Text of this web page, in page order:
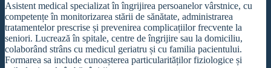
Asistent medical specializat în îngrijirea persoanelor vârstnice, cu
competențe în monitorizarea stării de sănătate, administrarea
tratamentelor prescrise și prevenirea complicațiilor frecvente la
seniori. Lucrează în spitale, centre de îngrijire sau la domiciliu,
colaborând strâns cu medicul geriatru și cu familia pacientului.
Formarea sa include cunoașterea particularităților fiziologice și